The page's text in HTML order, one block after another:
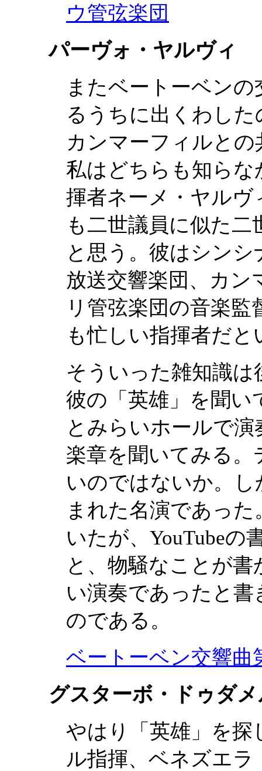
ウ管弦楽団
パーヴォ・ヤルヴィ
またベートーベン
るうちに出くわし
カンマーフィルと
私はどちらも知ら
揮者ネーメ・ヤル
も二世議員に似た
と思う。彼はシン
放送交響楽団、カン
リ管弦楽団の音楽
も忙しい指揮者だ
そういった雑知識
彼の「英雄」を聞い
とみらいホールで
楽章を聞いてみる
いのではないか。
まれた名演であっ
いたが、YouTubeの
と、物騒なことが
い演奏であったと
のである。
ベートーベン交響曲
グスターボ・ドゥダ
やはり「英雄」を
ル指揮、ベネズエ